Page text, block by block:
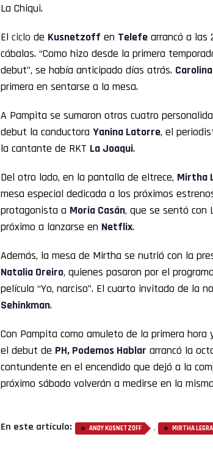
La Chiqui.
El ciclo de Kusnetzoff en Telefe arrancó a las
cábalas. “Como hizo desde la primera
debut”, se había anticipado días atrás.
primera en sentarse a la mesa.
A Pampita se sumaron otras cuatro
debut la conductora Yanina Latorre, el
la cantante de RKT La Joaqui.
Del otro lado, en la pantalla de eltrece, Mirtha
mesa especial dedicada a los próximos
protagonista a Moria Casán, que se sentó con
próximo a lanzarse en Netflix.
Además, la mesa de Mirtha se nutrió con la
Natalia Oreiro, quienes pasaron por el
película “Yo, narciso”. El cuarto invitado de la
Sehinkman.
Con Pampita como amuleto de la primera
el debut de PH, Podemos Hablar arrancó la
contundente en el encendido que dejó a la
próximo sábado volverán a medirse en la
En este artículo: ANDY KUSNETZOFF , MIRTHA